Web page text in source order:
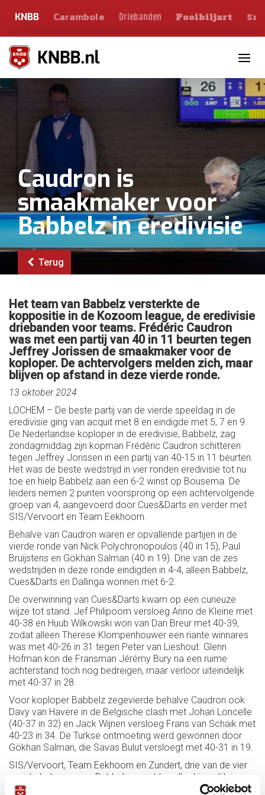
KNBB Carambole Driebanden Poolbiljart
Caudron is
smaakmaker voor
Babbelz in eredivisie
Terug
Het team van Babbelz versterkte de
koppositie in de Kozoom league, de eredivisie
driebanden voor teams. Frédéric Caudron
was met een partij van 40 in 11 beurten tegen
Jeffrey Jorissen de smaakmaker voor de
koploper. De achtervolgers melden zich, maar
blijven op afstand in deze vierde ronde.
13 oktober 2024
LOCHEM – De beste partij van de vierde speeldag in de
eredivisie ging van acquit met 8 en eindigde met 5, 7 en 9.
De Nederlandse koploper in de eredivisie, Babbelz, zag
zondagmiddag zijn kopman Frédéric Caudron schitteren
tegen Jeffrey Jorissen in een partij van 40-15 in 11 beurten.
Het was de beste wedstrijd in vier ronden eredivisie tot nu
toe en hielp Babbelz aan een 6-2 winst op Bousema. De
leiders nemen 2 punten voorsprong op een achtervolgende
groep van 4, aangevoerd door Cues&Darts en verder met
SIS/Vervoort en Team Eekhoorn.
Behalve van Caudron waren er opvallende partijen in de
vierde ronde van Nick Polychronopoulos (40 in 15), Paul
Bruijstens en Gökhan Salman (40 in 19). Drie van de zes
wedstrijden in deze ronde eindigden in 4-4, alleen Babbelz,
Cues&Darts en Dallinga wonnen met 6-2.
De overwinning van Cues&Darts kwam op een curieuze
wijze tot stand. Jef Philipoom versloeg Anno de Kleine met
40-38 en Huub Wilkowski won van Dan Breur met 40-39,
zodat alleen Therese Klompenhouwer een riante winnares
was met 40-26 in 31 tegen Peter van Lieshout. Glenn
Hofman kon de Fransman Jérémy Bury na een ruime
achterstand toch nog bedreigen, maar verloor uiteindelijk
met 40-37 in 28.
Voor koploper Babbelz zegevierde behalve Caudron ook
Davy van Havere in de Belgische clash met Johan Loncelle
(40-37 in 32) en Jack Wijnen versloeg Frans van Schaik met
40-23 in 34. De Turkse ontmoeting werd gewonnen door
Gökhan Salman, die Savas Bulut versloegt met 40-31 in 19.
SIS/Vervoort, Team Eekhoorn en Zundert, drie van de vier
naaste belagers van Babbelz, speelden alle drie gelijk in een
thuiswedstrijd. Team Eekhoorn deed dat tegen J&F Auto’s,